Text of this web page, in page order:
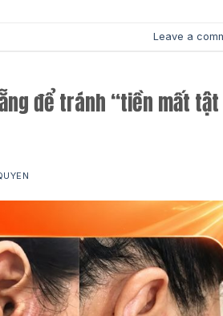
Leave a
để tránh “tiền mất tật